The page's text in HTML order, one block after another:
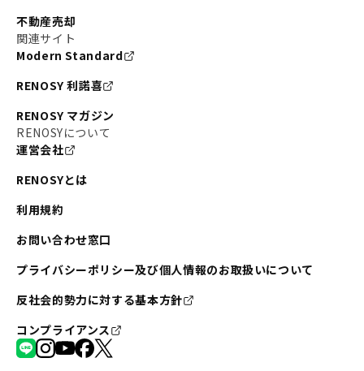
不動産売却
関連サイト
Modern Standard
RENOSY 利諾喜
RENOSY マガジン
RENOSYについて
運営会社
RENOSYとは
利用規約
お問い合わせ窓口
プライバシーポリシー及び個人情報のお取扱いについて
反社会的勢力に対する基本方針
コンプライアンス